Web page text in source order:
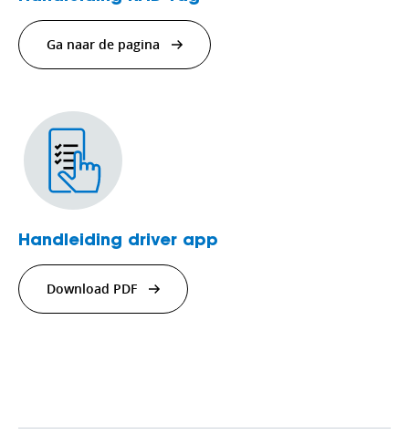
Ga naar de pagina
Handleiding driver app
Download PDF